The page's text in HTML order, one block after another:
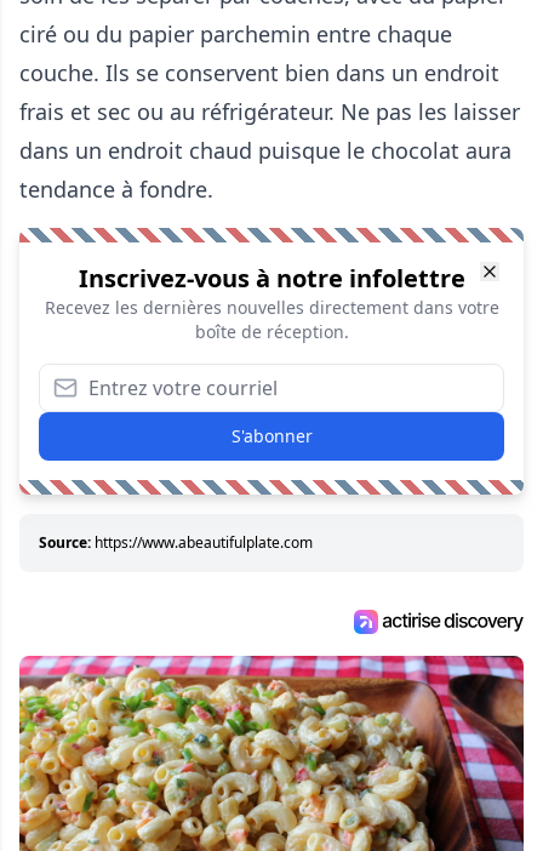
ciré ou du papier parchemin entre chaque
couche. Ils se conservent bien dans un endroit
frais et sec ou au réfrigérateur. Ne pas les laisser
dans un endroit chaud puisque le chocolat aura
tendance à fondre.
Inscrivez-vous à notre infolettre
Recevez les dernières nouvelles directement dans votre
boîte de réception.
S'abonner
Source: https://www.abeautifulplate.com